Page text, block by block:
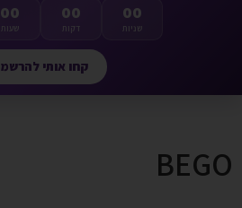
00
שעות
00
דקות
00
שניות
קחו אותי
BEGO